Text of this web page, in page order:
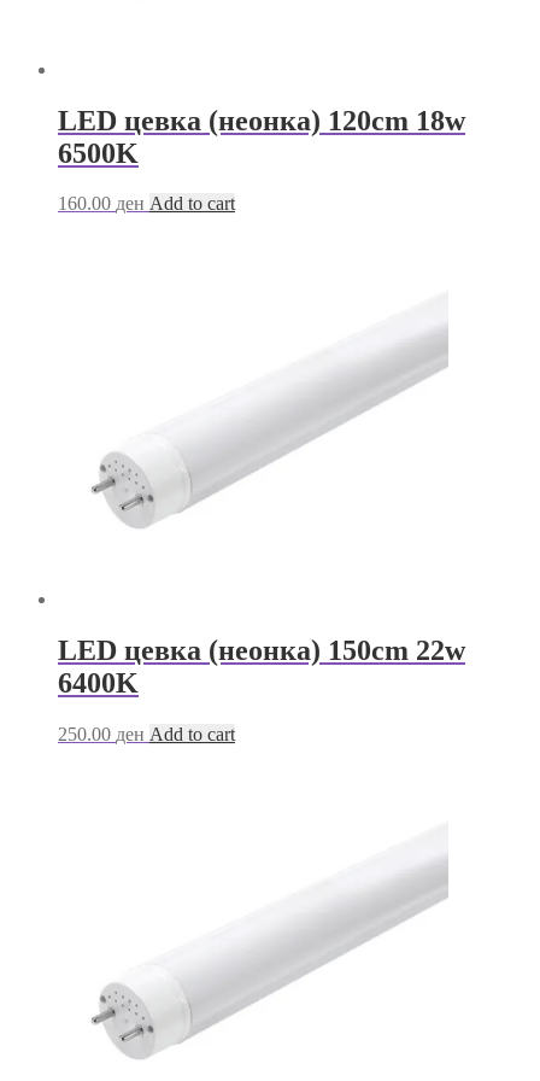
LED цевка (неонка) 120cm 18w
6500K
160.00 ден Add to cart
LED цевка (неонка) 150cm 22w
6400K
250.00 ден Add to cart